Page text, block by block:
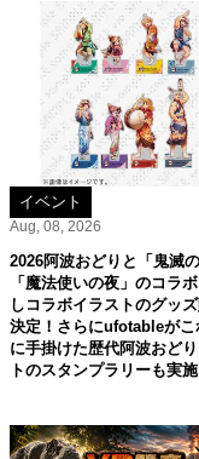
イベント
Aug, 08, 2026
2026阿波おどりと「鬼滅
「魔法使いの夜」のコラ
しコラボイラストのグッ
決定！さらにufotableがこ
に手掛けた歴代阿波おど
トのスタンプラリーも実施